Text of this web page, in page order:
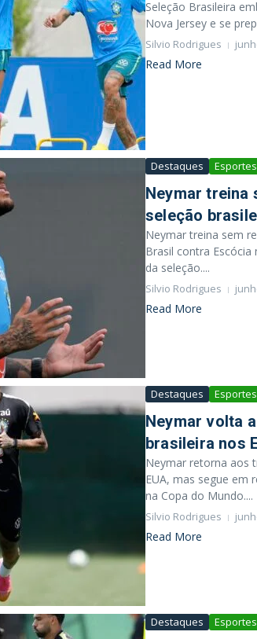
Seleção Brasileira
Nova Jersey e se
Silvio Rodrigues
Read More
Destaques Esportes
Neymar treina
seleção
Neymar treina sem
Brasil contra
da seleção....
Silvio Rodrigues
Read More
Destaques Esportes
Neymar volta
brasileira nos
Neymar retorna aos
EUA, mas segue em
na Copa do Mundo....
Silvio Rodrigues
Read More
Destaques Esportes